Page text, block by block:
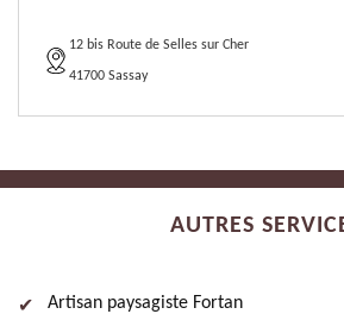
12 bis Route de Selles sur Cher
41700 Sassay
AUTRES
Artisan paysagiste Fortan